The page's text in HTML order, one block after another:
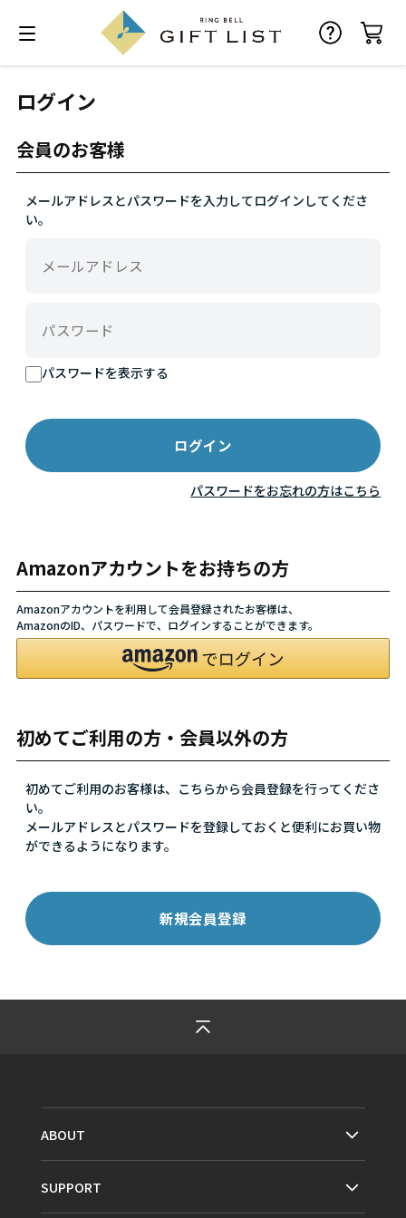
ログイン
会員のお客様
メールアドレスとパスワードを入力してログインしてくださ
い。
パスワードを表示する
パスワードをお忘れの方はこちら
Amazonアカウントをお持ちの方
Amazonアカウントを利用して会員登録されたお客様は、
AmazonのID、パスワードで、ログインすることができます。
初めてご利用の方・会員以外の方
初めてご利用のお客様は、こちらから会員登録を行ってくださ
い。
メールアドレスとパスワードを登録しておくと便利にお買い物
ができるようになります。
ABOUT
SUPPORT